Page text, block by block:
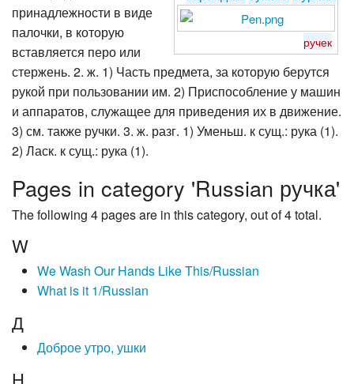
ручек
принадлежности в виде
палочки, в которую
вставляется перо или
стержень. 2. ж. 1) Часть предмета, за которую берутся
рукой при пользовании им. 2) Приспособление у машин
и аппаратов, служащее для приведения их в движение.
3) см. также ручки. 3. ж. разг. 1) Уменьш. к сущ.: рука (1).
2) Ласк. к сущ.: рука (1).
Pages in category 'Russian ручка'
The following 4 pages are in this category, out of 4 total.
W
We Wash Our Hands Like This/Russian
What is it 1/Russian
Д
Доброе утро, ушки
Н